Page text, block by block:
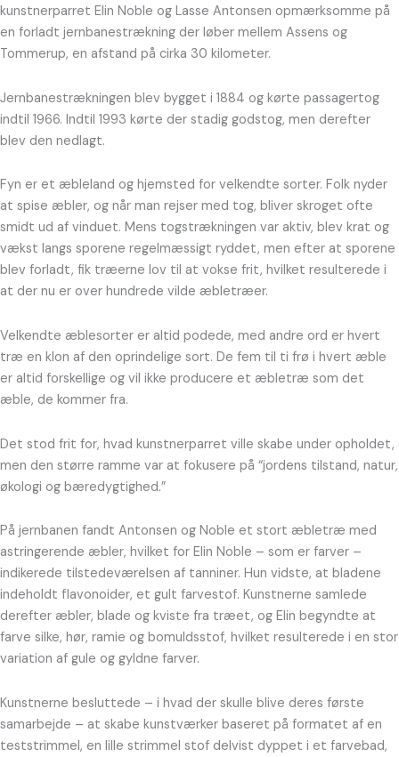
kunstnerparret Elin Noble og Lasse Antonsen opmærksomme på
en forladt jernbanestrækning der løber mellem Assens og
Tommerup, en afstand på cirka 30 kilometer.
Jernbanestrækningen blev bygget i 1884 og kørte passagertog
indtil 1966. Indtil 1993 kørte der stadig godstog, men derefter
blev den nedlagt.
Fyn er et æbleland og hjemsted for velkendte sorter. Folk nyder
at spise æbler, og når man rejser med tog, bliver skroget ofte
smidt ud af vinduet. Mens togstrækningen var aktiv, blev krat og
vækst langs sporene regelmæssigt ryddet, men efter at sporene
blev forladt, fik træerne lov til at vokse frit, hvilket resulterede i
at der nu er over hundrede vilde æbletræer.
Velkendte æblesorter er altid podede, med andre ord er hvert
træ en klon af den oprindelige sort. De fem til ti frø i hvert æble
er altid forskellige og vil ikke producere et æbletræ som det
æble, de kommer fra.
Det stod frit for, hvad kunstnerparret ville skabe under opholdet,
men den større ramme var at fokusere på “jordens tilstand, natur,
økologi og bæredygtighed.”
På jernbanen fandt Antonsen og Noble et stort æbletræ med
astringerende æbler, hvilket for Elin Noble – som er farver –
indikerede tilstedeværelsen af tanniner. Hun vidste, at bladene
indeholdt flavonoider, et gult farvestof. Kunstnerne samlede
derefter æbler, blade og kviste fra træet, og Elin begyndte at
farve silke, hør, ramie og bomuldsstof, hvilket resulterede i en stor
variation af gule og gyldne farver.
Kunstnerne besluttede – i hvad der skulle blive deres første
samarbejde – at skabe kunstværker baseret på formatet af en
teststrimmel, en lille strimmel stof delvist dyppet i et farvebad,